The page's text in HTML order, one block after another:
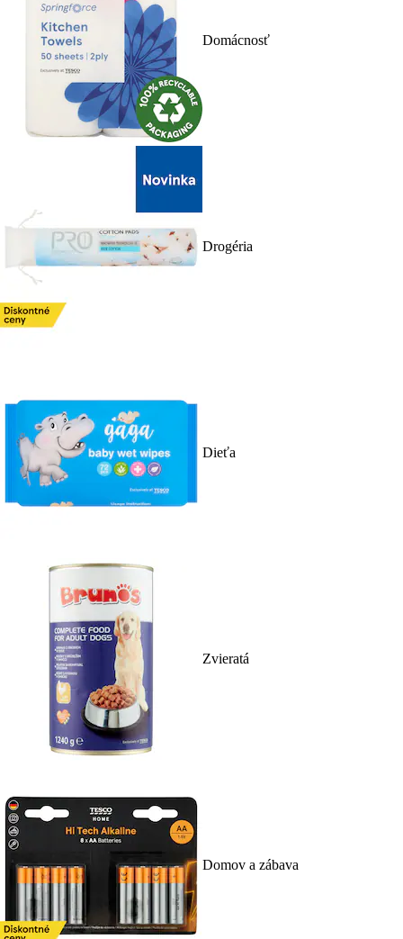
Domácnosť
Drogéria
Dieťa
Zvieratá
Domov a zábava